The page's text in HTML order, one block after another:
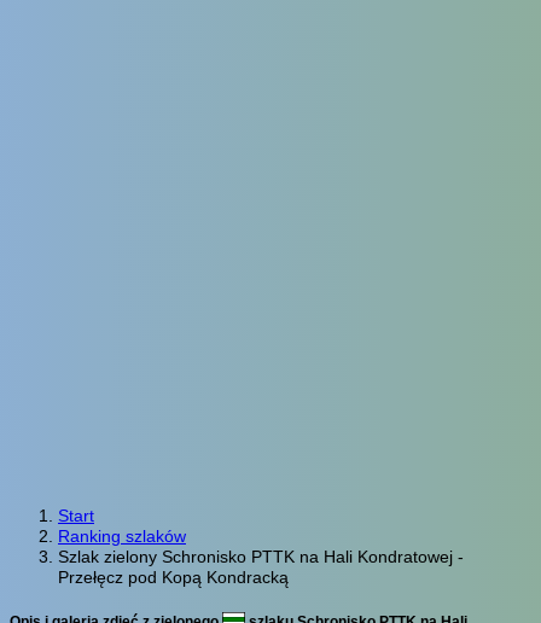
Start
Ranking szlaków
Szlak zielony Schronisko PTTK na Hali Kondratowej -
Przełęcz pod Kopą Kondracką